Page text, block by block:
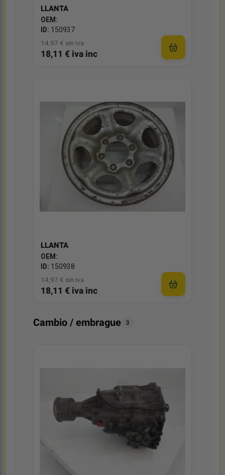
LLANTA
OEM:
ID: 150937
14,97 € sin iva
18,11 € iva inc
LLANTA
OEM:
ID: 150938
14,97 € sin iva
18,11 € iva inc
Cambio / embrague 3